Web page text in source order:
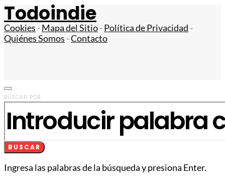
Todoindie
Cookies -Mapa del Sitio-Política de Privacidad -
Quiénes Somos -Contacto
BUSCAR POR:
BUSCAR
Ingresa las palabras de la búsqueda y presiona Enter.